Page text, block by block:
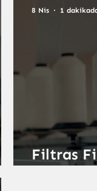
Filtras
8 Nis 1